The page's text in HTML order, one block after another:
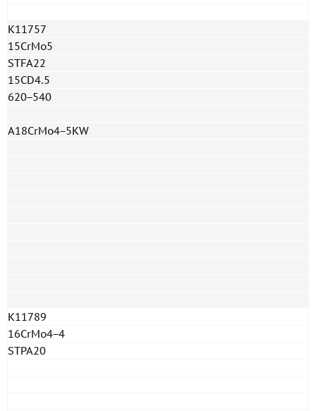
K11757
15CrMo5
STFA22
15CD4.5
620−540
A18CrMo4−5KW
K11789
16CrMo4−4
STPA20